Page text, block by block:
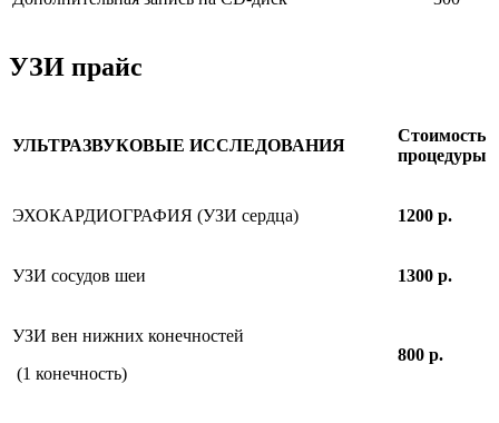
УЗИ прайс
УЛЬТРАЗВУКОВЫЕ ИССЛЕДОВАНИЯ
Стоимость
процедуры
ЭХОКАРДИОГРАФИЯ (УЗИ сердца) 1200 р.
УЗИ сосудов шеи 1300 р.
УЗИ вен нижних конечностей
(1 конечность)
800 р.